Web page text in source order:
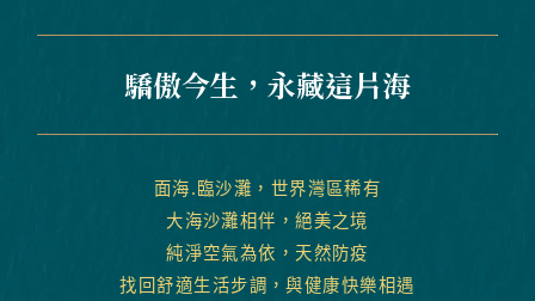
驕傲今生，永藏這片海
面海.臨沙灘，世界灣區稀有
大海沙灘相伴，絕美之境
純淨空氣為依，天然防疫
找回舒適生活步調，與健康快樂相遇